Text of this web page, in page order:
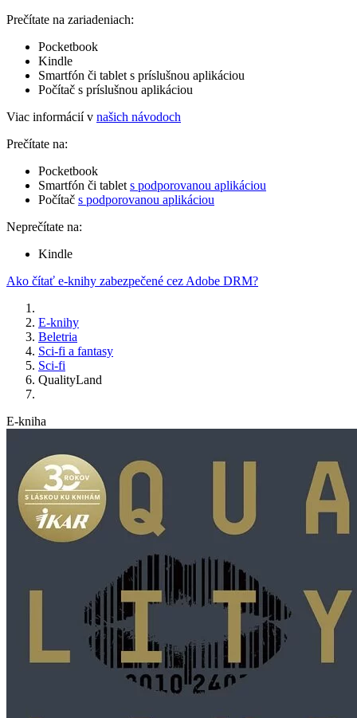
Prečítate na zariadeniach:
Pocketbook
Kindle
Smartfón či tablet s príslušnou aplikáciou
Počítač s príslušnou aplikáciou
Viac informácií v našich návodoch
Prečítate na:
Pocketbook
Smartfón či tablet s podporovanou aplikáciou
Počítač s podporovanou aplikáciou
Neprečítate na:
Kindle
Ako čítať e-knihy zabezpečené cez Adobe DRM?
E-knihy
Beletria
Sci-fi a fantasy
Sci-fi
QualityLand
E-kniha